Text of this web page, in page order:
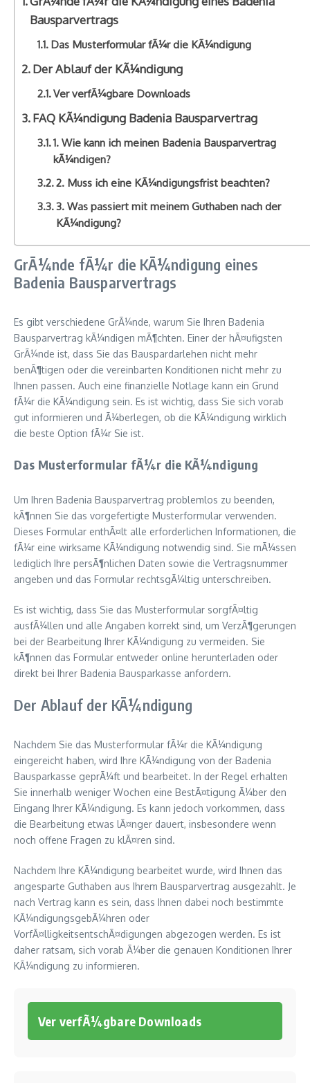
Bausparvertrags
Das Musterformular fÃ¼r die KÃ¼ndigung
Der Ablauf der KÃ¼ndigung
Ver verfÃ¼gbare Downloads
FAQ KÃ¼ndigung Badenia Bausparvertrag
1. Wie kann ich meinen Badenia Bausparvertrag
kÃ¼ndigen?
2. Muss ich eine KÃ¼ndigungsfrist beachten?
3. Was passiert mit meinem Guthaben nach der
KÃ¼ndigung?
GrÃ¼nde fÃ¼r die KÃ¼ndigung eines
Badenia Bausparvertrags
Es gibt verschiedene GrÃ¼nde, warum Sie Ihren Badenia
Bausparvertrag kÃ¼ndigen mÃ¶chten. Einer der hÃ¤ufigsten
GrÃ¼nde ist, dass Sie das Bauspardarlehen nicht mehr
benÃ¶tigen oder die vereinbarten Konditionen nicht mehr zu
Ihnen passen. Auch eine finanzielle Notlage kann ein Grund
fÃ¼r die KÃ¼ndigung sein. Es ist wichtig, dass Sie sich vorab
gut informieren und Ã¼berlegen, ob die KÃ¼ndigung wirklich
die beste Option fÃ¼r Sie ist.
Das Musterformular fÃ¼r die KÃ¼ndigung
Um Ihren Badenia Bausparvertrag problemlos zu beenden,
kÃ¶nnen Sie das vorgefertigte Musterformular verwenden.
Dieses Formular enthÃ¤lt alle erforderlichen Informationen, die
fÃ¼r eine wirksame KÃ¼ndigung notwendig sind. Sie mÃ¼ssen
lediglich Ihre persÃ¶nlichen Daten sowie die Vertragsnummer
angeben und das Formular rechtsgÃ¼ltig unterschreiben.
Es ist wichtig, dass Sie das Musterformular sorgfÃ¤ltig
ausfÃ¼llen und alle Angaben korrekt sind, um VerzÃ¶gerungen
bei der Bearbeitung Ihrer KÃ¼ndigung zu vermeiden. Sie
kÃ¶nnen das Formular entweder online herunterladen oder
direkt bei Ihrer Badenia Bausparkasse anfordern.
Der Ablauf der KÃ¼ndigung
Nachdem Sie das Musterformular fÃ¼r die KÃ¼ndigung
eingereicht haben, wird Ihre KÃ¼ndigung von der Badenia
Bausparkasse geprÃ¼ft und bearbeitet. In der Regel erhalten
Sie innerhalb weniger Wochen eine BestÃ¤tigung Ã¼ber den
Eingang Ihrer KÃ¼ndigung. Es kann jedoch vorkommen, dass
die Bearbeitung etwas lÃ¤nger dauert, insbesondere wenn
noch offene Fragen zu klÃ¤ren sind.
Nachdem Ihre KÃ¼ndigung bearbeitet wurde, wird Ihnen das
angesparte Guthaben aus Ihrem Bausparvertrag ausgezahlt. Je
nach Vertrag kann es sein, dass Ihnen dabei noch bestimmte
KÃ¼ndigungsgebÃ¼hren oder
VorfÃ¤lligkeitsentschÃ¤digungen abgezogen werden. Es ist
daher ratsam, sich vorab Ã¼ber die genauen Konditionen Ihrer
KÃ¼ndigung zu informieren.
Ver verfÃ¼gbare Downloads